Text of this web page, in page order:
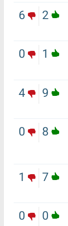
2
6
1
0
9
4
8
0
7
1
0
0